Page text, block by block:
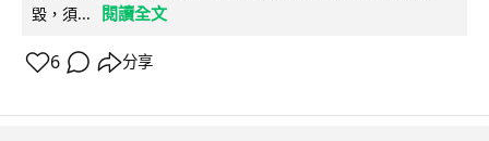
毀，須...
閱讀全文
6 分享